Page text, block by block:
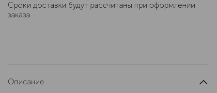
Сроки доставки будут рассчитаны при оформлении
заказа
Описание